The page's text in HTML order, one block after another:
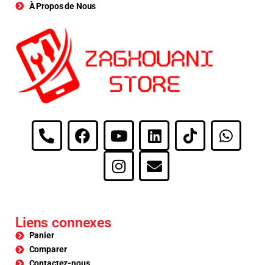
À Propos de Nous
Liens connexes
Panier
Comparer